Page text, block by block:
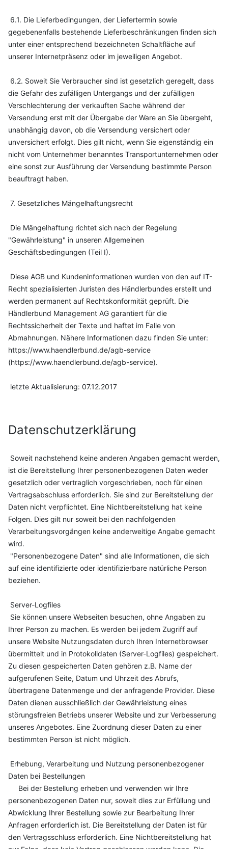
6.1. Die Lieferbedingungen, der Liefertermin sowie
gegebenenfalls bestehende Lieferbeschränkungen finden sich
unter einer entsprechend bezeichneten Schaltfläche auf
unserer Internetpräsenz oder im jeweiligen Angebot.
6.2. Soweit Sie Verbraucher sind ist gesetzlich geregelt, dass
die Gefahr des zufälligen Untergangs und der zufälligen
Verschlechterung der verkauften Sache während der
Versendung erst mit der Übergabe der Ware an Sie übergeht,
unabhängig davon, ob die Versendung versichert oder
unversichert erfolgt. Dies gilt nicht, wenn Sie eigenständig ein
nicht vom Unternehmer benanntes Transportunternehmen oder
eine sonst zur Ausführung der Versendung bestimmte Person
beauftragt haben.
7. Gesetzliches Mängelhaftungsrecht
Die Mängelhaftung richtet sich nach der Regelung
"Gewährleistung" in unseren Allgemeinen
Geschäftsbedingungen (Teil I).
Diese AGB und Kundeninformationen wurden von den auf IT-
Recht spezialisierten Juristen des Händlerbundes erstellt und
werden permanent auf Rechtskonformität geprüft. Die
Händlerbund Management AG garantiert für die
Rechtssicherheit der Texte und haftet im Falle von
Abmahnungen. Nähere Informationen dazu finden Sie unter:
https://www.haendlerbund.de/agb-service
(https://www.haendlerbund.de/agb-service).
letzte Aktualisierung: 07.12.2017
Datenschutzerklärung
Soweit nachstehend keine anderen Angaben gemacht werden,
ist die Bereitstellung Ihrer personenbezogenen Daten weder
gesetzlich oder vertraglich vorgeschrieben, noch für einen
Vertragsabschluss erforderlich. Sie sind zur Bereitstellung der
Daten nicht verpflichtet. Eine Nichtbereitstellung hat keine
Folgen. Dies gilt nur soweit bei den nachfolgenden
Verarbeitungsvorgängen keine anderweitige Angabe gemacht
wird.
"Personenbezogene Daten" sind alle Informationen, die sich
auf eine identifizierte oder identifizierbare natürliche Person
beziehen.
Server-Logfiles
Sie können unsere Webseiten besuchen, ohne Angaben zu
Ihrer Person zu machen. Es werden bei jedem Zugriff auf
unsere Website Nutzungsdaten durch Ihren Internetbrowser
übermittelt und in Protokolldaten (Server-Logfiles) gespeichert.
Zu diesen gespeicherten Daten gehören z.B. Name der
aufgerufenen Seite, Datum und Uhrzeit des Abrufs,
übertragene Datenmenge und der anfragende Provider. Diese
Daten dienen ausschließlich der Gewährleistung eines
störungsfreien Betriebs unserer Website und zur Verbesserung
unseres Angebotes. Eine Zuordnung dieser Daten zu einer
bestimmten Person ist nicht möglich.
Erhebung, Verarbeitung und Nutzung personenbezogener
Daten bei Bestellungen
Bei der Bestellung erheben und verwenden wir Ihre
personenbezogenen Daten nur, soweit dies zur Erfüllung und
Abwicklung Ihrer Bestellung sowie zur Bearbeitung Ihrer
Anfragen erforderlich ist. Die Bereitstellung der Daten ist für
den Vertragsschluss erforderlich. Eine Nichtbereitstellung hat